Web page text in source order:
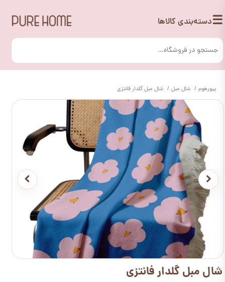
☰دسته‌بندی کالاها
پیورهوم شال مبل شال مبل گلدار فانتزی
شال مبل گلدار فانتزی